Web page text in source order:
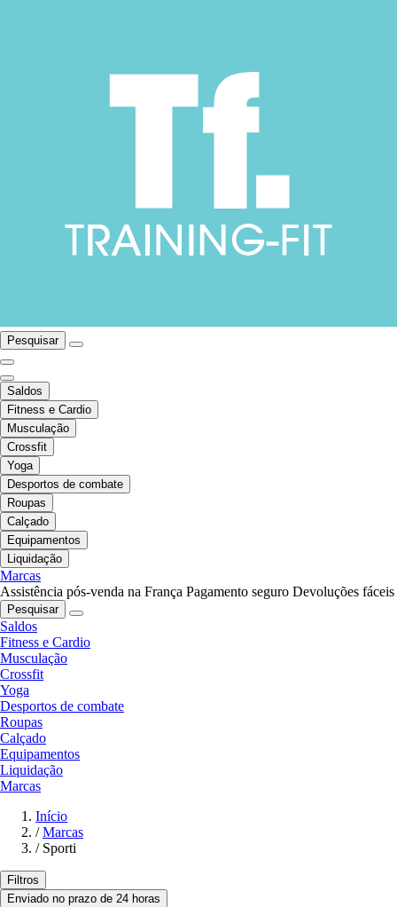
Pesquisar
Saldos
Fitness e Cardio
Musculação
Crossfit
Yoga
Desportos de combate
Roupas
Calçado
Equipamentos
Liquidação
Marcas
Assistência pós-venda na França Pagamento seguro Devoluções fáceis
Pesquisar
Saldos
Fitness e Cardio
Musculação
Crossfit
Yoga
Desportos de combate
Roupas
Calçado
Equipamentos
Liquidação
Marcas
Início
/ Marcas
/ Sporti
Filtros
Enviado no prazo de 24 horas